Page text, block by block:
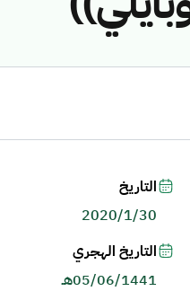
التاريخ
2020/1/30
التاريخ الهجري
05/06/1441هـ